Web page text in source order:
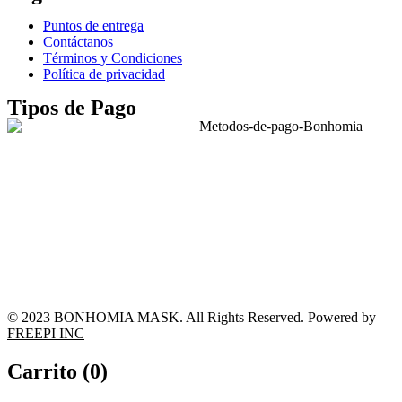
Puntos de entrega
Contáctanos
Términos y Condiciones
Política de privacidad
Tipos de Pago
© 2023 BONHOMIA MASK. All Rights Reserved. Powered by
FREEPI INC
Carrito (0)